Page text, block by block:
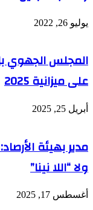
يوليو 26, 2022
المجلس الجهوي
على ميزانية 2025
أبريل 25, 2025
ولا “اللا نينا”
أغسطس 17, 2025